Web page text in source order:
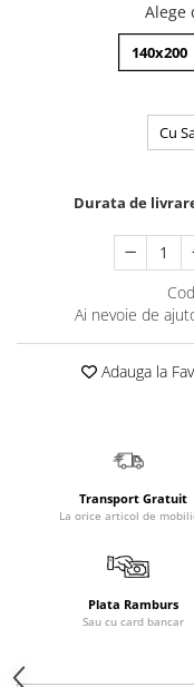
Alege
140x200
Cu
Durata de
Ai nevoie de
Adauga la
Transport Gratuit
La orice articol de
Plata Ramburs
Sau cu card bancar